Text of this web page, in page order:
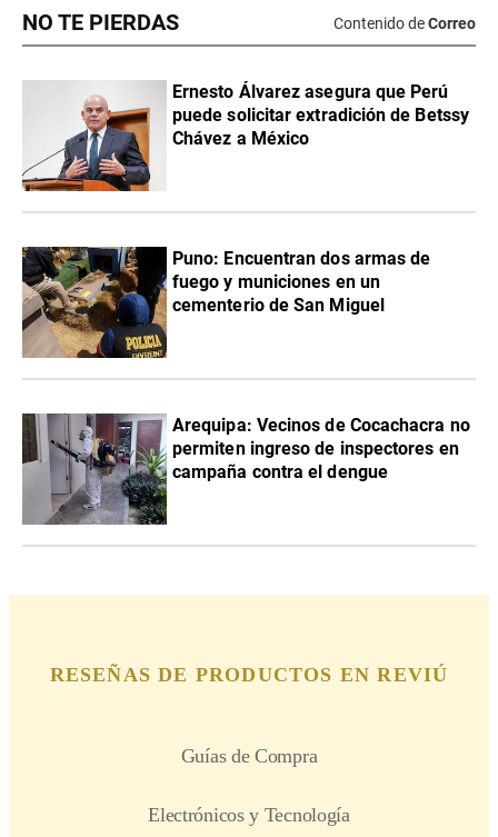
NO TE PIERDAS Contenido deCorreo
Ernesto Álvarez asegura que Perú
puede solicitar extradición de Betssy
Chávez a México
Puno: Encuentran dos armas de
fuego y municiones en un
cementerio de San Miguel
Arequipa: Vecinos de Cocachacra no
permiten ingreso de inspectores en
campaña contra el dengue